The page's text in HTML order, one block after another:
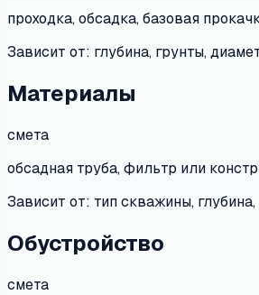
проходка, обсадка, базовая
Зависит от: глубина, грунты,
Материалы
смета
обсадная труба, фильтр или
Зависит от: тип скважины,
Обустройство
смета